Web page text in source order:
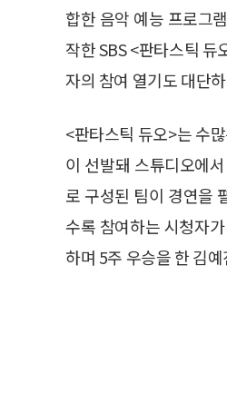
합한 음악 예능 프로그
작한 SBS <판타스틱 듀
자의 참여 열기도 대단
<판타스틱 듀오>는 수
이 선발돼 스튜디오에
로 구성된 팀이 경연을
수록 참여하는 시청자
하며 5주 우승을 한 김